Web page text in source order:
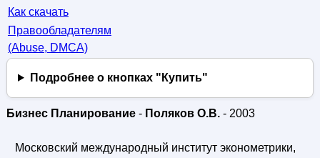
Как скачать
Правообладателям
(Abuse, DMСA)
Подробнее о кнопках "Купить"
Бизнес Планирование- Поляков О.В. - 2003
Московский международный институт эконометрики,